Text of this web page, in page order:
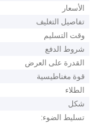
الأسعار
تفاصيل التغليف
وقت التسليم
شروط الدفع
القدرة على العرض
قوة مغناطيسية
الطلاء
شكل
تسليط الضوء: